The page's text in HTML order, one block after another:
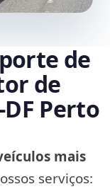
de
de
Perto
mais
serviços: